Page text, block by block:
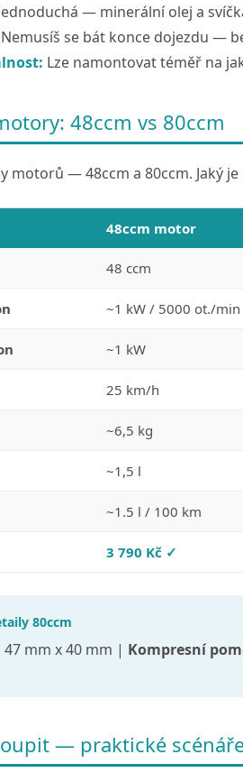
— minerální olej a
Nemusíš se bát konce dojezdu —
Lze namontovat téměř na
48ccm vs 80ccm
motorů — 48ccm a 80ccm. Jaký
48ccm motor
48 ccm
~1 kW / 5000 ot./min
~1 kW
25 km/h
~6,5 kg
~1,5 l
~1.5 l / 100 km
3 790 Kč ✓
80ccm
47 mm x 40 mm | Kompresní
— praktické